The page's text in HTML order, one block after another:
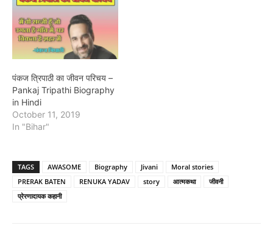
पंकज त्रिपाठी का जीवन परिचय –
Pankaj Tripathi Biography
in Hindi
October 11, 2019
In "Bihar"
TAGS AWASOME Biography Jivani
Moral stories
PRERAK BATEN
RENUKA YADAV story आत्मकथा
जीवनी
प्रेरणादायक कहानी